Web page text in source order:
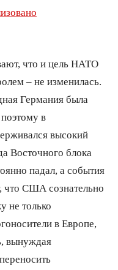
что и цель НАТО
– не изменилась.
Германия была
в
высокий
Восточного блока
падал, а события
что США сознательно
не только
в Европе,
вынуждая